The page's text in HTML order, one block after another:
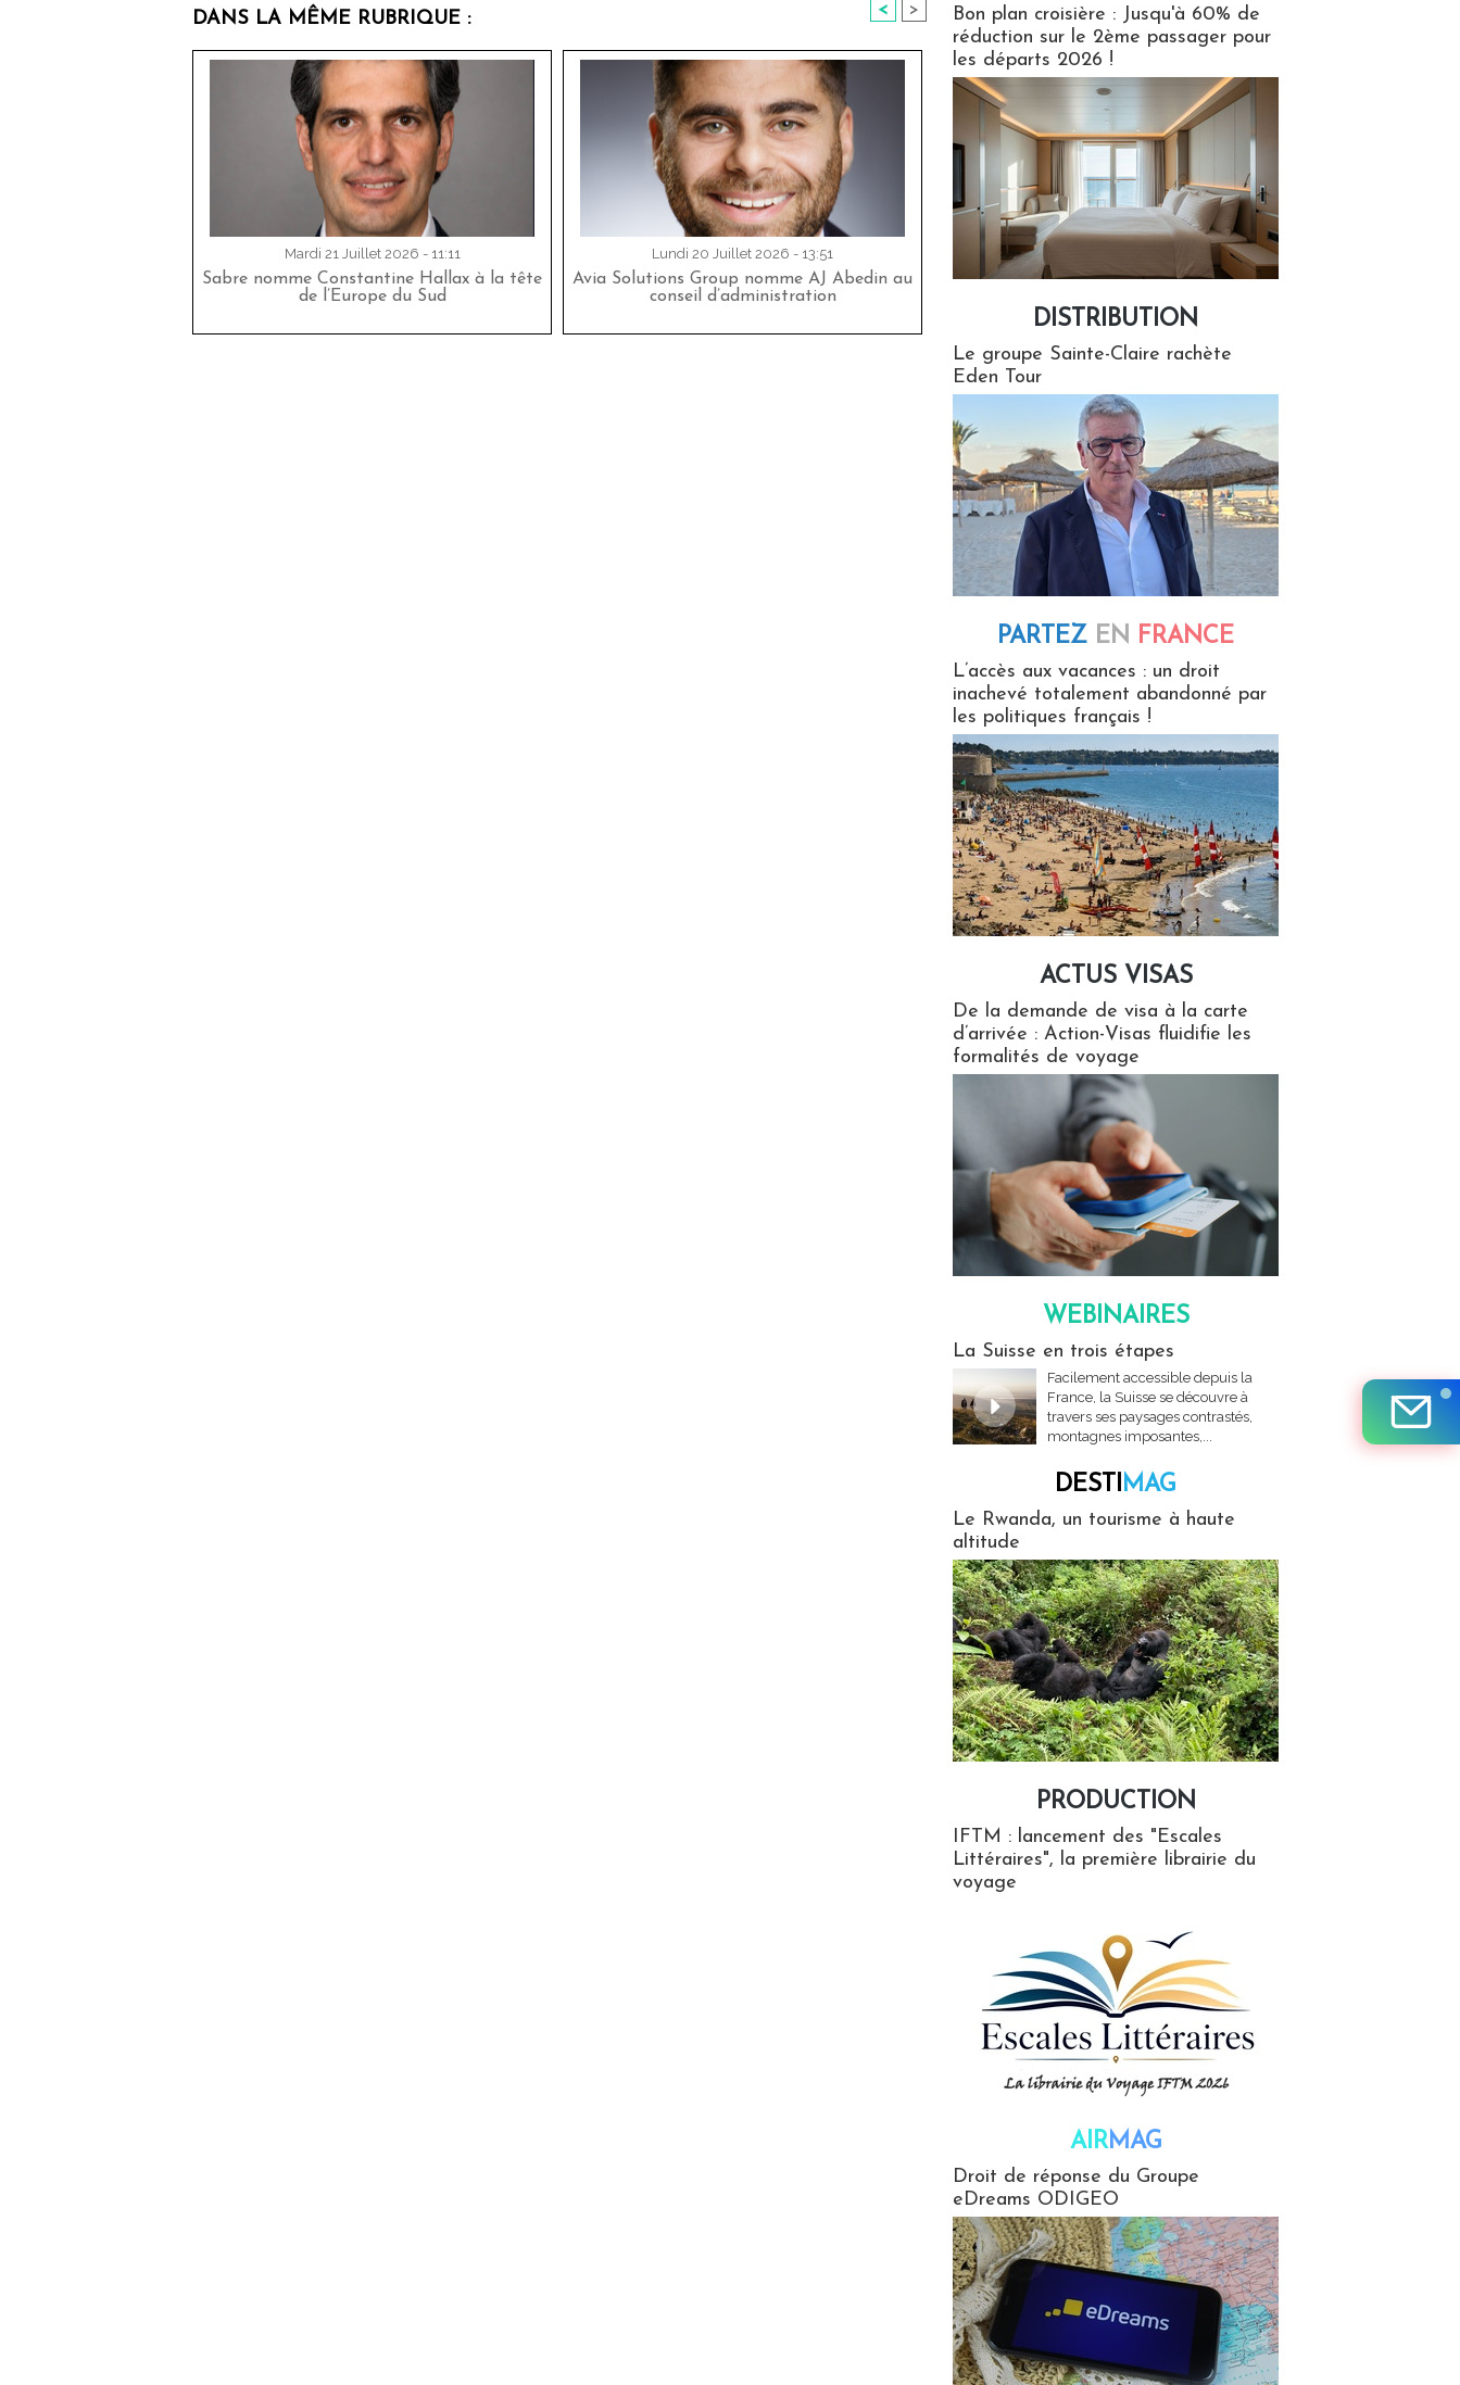
DANS LA MÊME RUBRIQUE : < >
Mardi 21 Juillet 2026 - 11:11
Sabre nomme Constantine Hallax à la tête
de l’Europe du Sud
Lundi 20 Juillet 2026 - 13:51
Avia Solutions Group nomme AJ Abedin au
conseil d’administration
Bon plan croisière : Jusqu'à 60% de
réduction sur le 2ème passager pour
les départs 2026 !
DISTRIBUTION
Le groupe Sainte-Claire rachète
Eden Tour
PARTEZ EN FRANCE
L’accès aux vacances : un droit
inachevé totalement abandonné par
les politiques français !
ACTUS VISAS
De la demande de visa à la carte
d’arrivée : Action-Visas fluidifie les
formalités de voyage
WEBINAIRES
La Suisse en trois étapes
Facilement accessible depuis la
France, la Suisse se découvre à
travers ses paysages contrastés,
montagnes imposantes,...
DESTIMAG
Le Rwanda, un tourisme à haute
altitude
PRODUCTION
IFTM : lancement des "Escales
Littéraires", la première librairie du
voyage
AIRMAG
Droit de réponse du Groupe
eDreams ODIGEO